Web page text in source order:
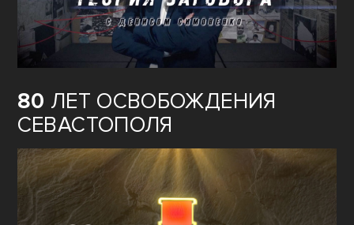
80 ЛЕТ ОСВОБОЖДЕНИЯ
СЕВАСТОПОЛЯ